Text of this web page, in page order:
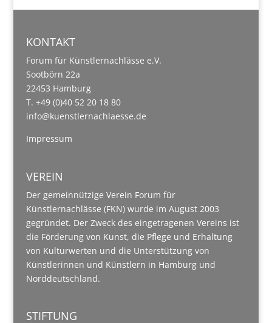
KONTAKT
Forum für Künstlernachlässe e.V.
Sootbörn 22a
22453 Hamburg
T. +49 (0)40 52 20 18 80
info@kuenstlernachlaesse.de
Impressum
VEREIN
Der gemeinnützige Verein Forum für
Künstlernachlässe (FKN) wurde im August 2003
gegründet. Der Zweck des eingetragenen Vereins ist
die Förderung von Kunst, die Pflege und Erhaltung
von Kulturwerten und die Unterstützung von
Künstlerinnen und Künstlern in Hamburg und
Norddeutschland.
STIFTUNG